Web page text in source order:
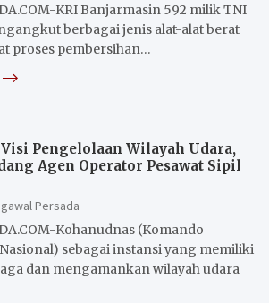
KRI Banjarmasin 592 milik TNI
berbagai jenis alat-alat berat
proses pembersihan…
Pengelolaan Wilayah Udara,
Agen Operator Pesawat Sipil
Persada
Kohanudnas (Komando
sebagai instansi yang memiliki
dan mengamankan wilayah udara